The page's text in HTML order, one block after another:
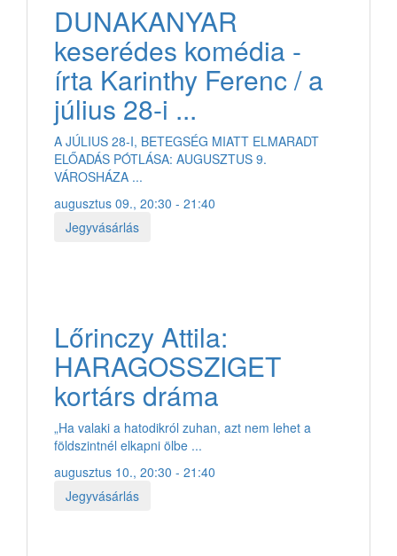
DUNAKANYAR
keserédes komédia -
írta Karinthy Ferenc / a
július 28-i ...
A JÚLIUS 28-I, BETEGSÉG MIATT ELMARADT
ELŐADÁS PÓTLÁSA: AUGUSZTUS 9.
VÁROSHÁZA ...
augusztus 09., 20:30 - 21:40
Jegyvásárlás
Lőrinczy Attila:
HARAGOSSZIGET
kortárs dráma
„Ha valaki a hatodikról zuhan, azt nem lehet a
földszintnél elkapni ölbe ...
augusztus 10., 20:30 - 21:40
Jegyvásárlás